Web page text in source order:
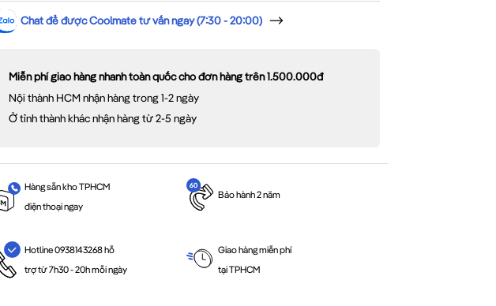
Chat để được Coolmate tư vấn ngay (7:30 - 20:00)
Miễn phí giao hàng nhanh toàn quốc cho đơn hàng trên 1.500.000đ
Nội thành HCM nhận hàng trong 1-2 ngày
Ở tỉnh thành khác nhận hàng từ 2-5 ngày
Hàng sẵn kho TPHCM
điện thoại ngay
Bảo hành 2 năm
Hotline 0938143268 hỗ
trợ từ 7h30 - 20h mỗi ngày
Giao hàng miễn phí
tại TPHCM